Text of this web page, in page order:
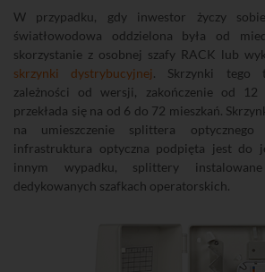
W przypadku, gdy inwestor życzy
światłowodowa oddzielona była od
skorzystanie z osobnej szafy RACK lub
skrzynki dystrybucyjnej. Skrzynki tego
zależności od wersji, zakończenie od
przekłada się na od 6 do 72 mieszkań.
na umieszczenie splittera
infrastruktura optyczna podpięta jest do
innym wypadku, splittery
dedykowanych szafkach operatorskich.